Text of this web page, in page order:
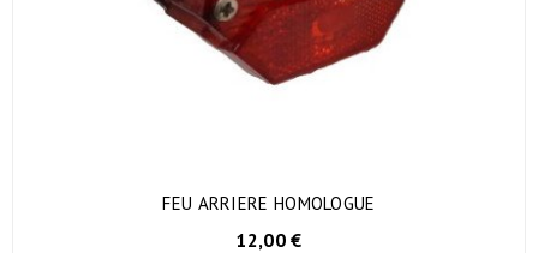
FEU ARRIERE HOMOLOGUE
12,00 €